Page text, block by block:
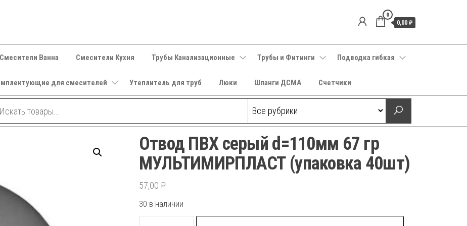
0
0,00 ₽
Смесители Ванна Смесители Кухня Трубы Канализационные Трубы и Фитинги Подводка гибкая
для смесителей Утеплитель для труб Люки Шланги ДСМА Счетчики
Отвод ПВХ серый d=110мм 67 гр
МУЛЬТИМИРПЛАСТ (упаковка 40шт)
57,00 ₽
30 в наличии